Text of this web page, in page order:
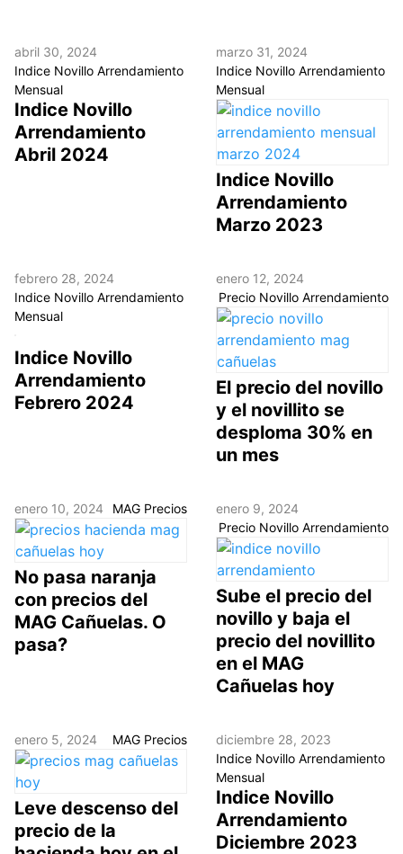
abril 30, 2024
Indice Novillo Arrendamiento
Mensual
Indice Novillo
Arrendamiento
Abril 2024
marzo 31, 2024
Indice Novillo Arrendamiento
Mensual
Indice Novillo
Arrendamiento
Marzo 2023
febrero 28, 2024
Indice Novillo Arrendamiento
Mensual
Indice Novillo
Arrendamiento
Febrero 2024
enero 12, 2024
Precio Novillo Arrendamiento
El precio del novillo
y el novillito se
desploma 30% en
un mes
enero 10, 2024 MAG Precios
No pasa naranja
con precios del
MAG Cañuelas. O
pasa?
enero 9, 2024
Precio Novillo Arrendamiento
Sube el precio del
novillo y baja el
precio del novillito
en el MAG
Cañuelas hoy
enero 5, 2024 MAG Precios
Leve descenso del
precio de la
diciembre 28, 2023
Indice Novillo Arrendamiento
Mensual
Indice Novillo
Arrendamiento
Diciembre 2023